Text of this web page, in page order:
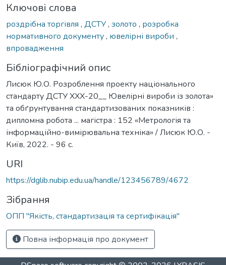
Ключові слова
роздрібна торгівля , ДСТУ, золото , розробка
нормативного документу, ювелірні вироби ,
впровадження
Бібліографічний опис
Лисюк Ю.О. Розроблення проекту національного
стандарту ДСТУ ХХХ-20__ Ювелірні вироби із золота»
та обґрунтування стандартизованих показників :
дипломна робота ... магістра : 152 «Метрологія та
інформаційно-вимірювальна техніка» / Лисюк Ю.О. -
Київ, 2022. - 96 с.
URI
https://dglib.nubip.edu.ua/handle/123456789/4672
Зібрання
ОПП "Якість, стандартизація та сертифікація"
Повна інформація про документ